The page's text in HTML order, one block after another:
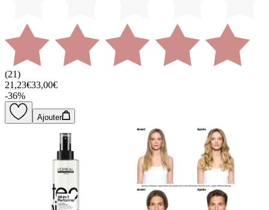
(21)
21,23€33,00€
-36%
Ajouter